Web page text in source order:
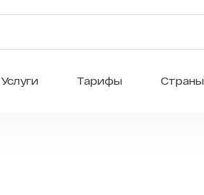
Услуги Тарифы Страны